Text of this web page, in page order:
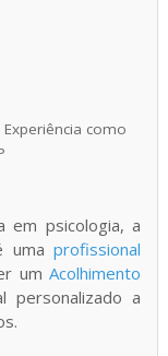
como
em psicologia, a
umaprofissional
umAcolhimento
personalizado a